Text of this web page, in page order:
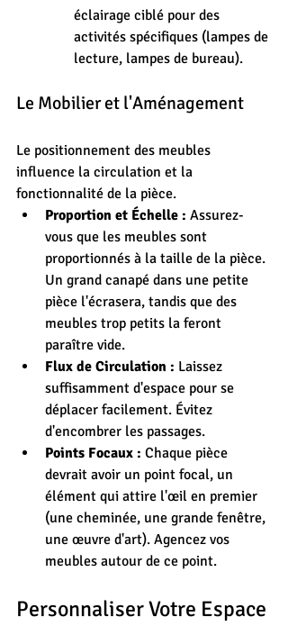
éclairage ciblé pour des
activités spécifiques (lampes de
lecture, lampes de bureau).
Le Mobilier et l'Aménagement
Le positionnement des meubles
influence la circulation et la
fonctionnalité de la pièce.
Proportion et Échelle : Assurez-
vous que les meubles sont
proportionnés à la taille de la pièce.
Un grand canapé dans une petite
pièce l'écrasera, tandis que des
meubles trop petits la feront
paraître vide.
Flux de Circulation : Laissez
suffisamment d'espace pour se
déplacer facilement. Évitez
d'encombrer les passages.
Points Focaux : Chaque pièce
devrait avoir un point focal, un
élément qui attire l'œil en premier
(une cheminée, une grande fenêtre,
une œuvre d'art). Agencez vos
meubles autour de ce point.
Personnaliser Votre Espace